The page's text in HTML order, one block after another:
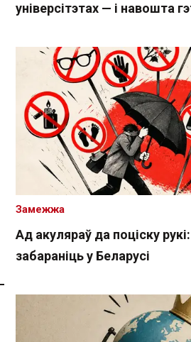
Спасылка без VPN
універсітэтах — і навошта
Ад акуляраў да поціску
забараніць у Беларусі
Замежжа